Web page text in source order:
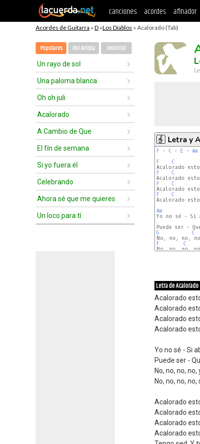
canciones acordes afinador
Acordes de Guitarra » D »Los Diablos » Acalorado (Tab)
Populares del Artista Historial
Un rayo de sol
Una paloma blanca
Oh oh juli
Acalorado
A Cambio de Que
El fín de semana
Si yo fuera él
Celebrando
Ahora sé que me quieres
Un loco para tí
Letra y
F - C - E - Am
F
C
F
C
F
C
F
C
Acalorado
Am
Yo no sé - Si
G
C
F
C
No, no, no,
Letra de Acalorado
Acalorado
Acalorado
Acalorado
Acalorado
Yo no sé - Si
Puede ser -
No, no, no,
No, no, no,
Acalorado
Acalorado
Acalorado
Acalorado